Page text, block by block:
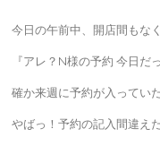
今日の午前中、開店間もな
『アレ？N様の予約 今日だ
確か来週に予約が入ってい
やばっ！予約の記入間違え